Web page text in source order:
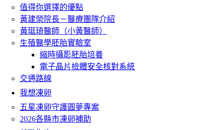
值得你選擇的優點
黃建榮院長－醫療團隊介紹
黃珽琦醫師（小黃醫師）
生殖醫學胚胎實驗室
縮時攝影胚胎培養
電子晶片檢體安全核對系統
交通路線
我想凍卵
五星凍卵守護圓夢專案
2026各縣市凍卵補助